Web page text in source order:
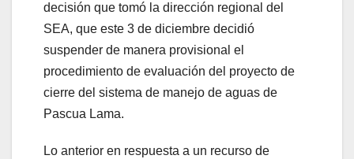
decisión que tomó la dirección regional del
SEA, que este 3 de diciembre decidió
suspender de manera provisional el
procedimiento de evaluación del proyecto de
cierre del sistema de manejo de aguas de
Pascua Lama.
Lo anterior en respuesta a un recurso de